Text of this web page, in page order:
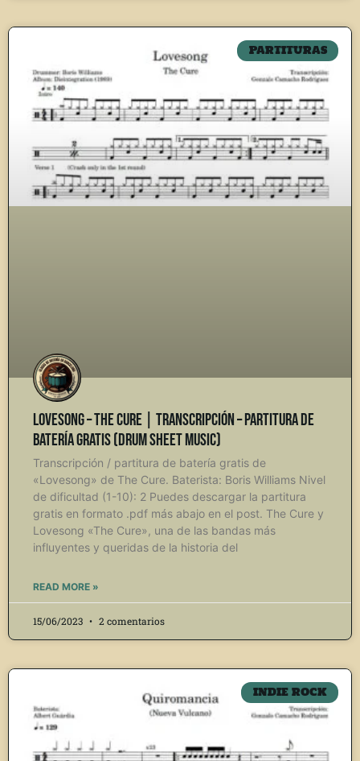
PARTITURAS
Lovesong – The Cure | Transcripción – Partitura de
Batería Gratis (Drum Sheet Music)
Transcripción / partitura de batería gratis de
«Lovesong» de The Cure. Baterista: Boris Williams Nivel
de dificultad (1-10): 2 Puedes descargar la partitura
gratis en formato .pdf más abajo en el post. The Cure y
Lovesong «The Cure», una de las bandas más
influyentes y queridas de la historia del
READ MORE »
15/06/2023 2 comentarios
INDIE ROCK